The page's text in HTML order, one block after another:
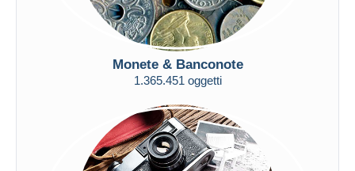
Monete & Banconote
1.365.451 oggetti